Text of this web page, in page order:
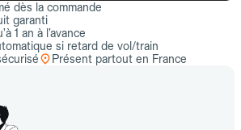
dès la commande
garanti
1 an à l’avance
si retard de vol/train
Présent partout en France